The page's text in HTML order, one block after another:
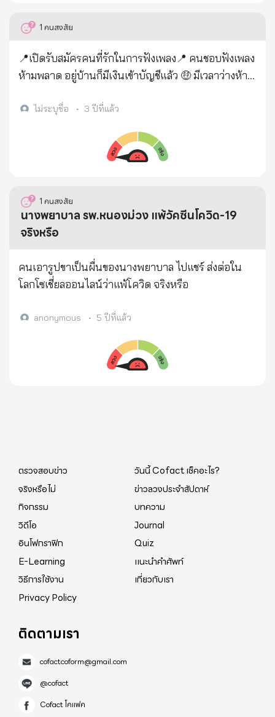
และภาพ : เฟซบุ๊ก กองปราบปราม (กฎหมายตำรวจและ
พนักงานสอบสวน by ภูมิรพี ผลาภูมิ)✅
เสียของเห็ด เราจะรู้กันแต่ประโยชน์ของเห็ด โดยเฉพาะ
สุขภาพ แต่เราไม่เคยรู้ที่มาที่ไป จากผลเสียที่ติดมากับ
เห็ดเลย จนมาวันนี้ ได้คุยกับคนขายเห็ดโดยเฉพาะเห็ด
คำ ถ้าผู้อ่านช่วยส่งต่อเอาบุญ จะเป็นประโยชน์อย่างมาก
จะกินเห็ดต่อไปหรือจะเลิกกินเห็ด จะได้ป้องกันตนเอง
จากโรคร้ายที่จะตามมาจากรูปแบบที่เราคาดไม่ถึง จาก
คุณมนัสมีอาชีพขายเห็ด ขายส่งต่อกับพ่อค้าแม่ค้าต่าง ๆ
ทั่วประเทศ ทำมาจนเข้าปีที่ 20 สิ่งหนึ่งที่รู้ในใจคือ จะไม่
ให้ลูกและครอบครัวตัวเองกินเห็ดที่ขายเลย จนกระทั่งผล
โรคประจำตัว เป็นมาแบบนี้มาเป็นเดือน ๆ จนไปให้หมอ
ตรวจร่างกาย หมอบอกว่ามีเชื้อมะเร็งในกระแสเลือด แต่
ระยะที่ 1 หรือที่ 2 คงไม่พบ นี่อาจจะเป็นระยะ 3 หรือ 4
มาด้วยใจหดหู่หมดกำลังใจ แต่มีลูกที่น่ารักถึง 7 คน มี
ว่า การปลูกเห็ดนางฟ้าหรือเห็ดเข็ม จะต้องใช้ยาฆ่า
หนอนหรือยาฆ่าแมลง และต้องใช้เป็นจำนวนมากทุกร
อบ ที่ต้องการผลผลิตที่มากและดี ต้องไม่ให้มีหนอนและ
แมลง แล้วคุณมนัสไม้รู้หรือถึงได้เอามาขาย คุณมนัส
ตอบรู้ครับ เลยไม่ให้คนในครอบครัวกินเลย รวมทั้งเพื่อน
พ้องที่ตัวเองรักก็ไม่แนะนำให้กิน เพื่อนบางคนถามผมว่า
ทำไมไม่เอาเห็ดมาฝากบ้าง ทั้งที่มีอาชีพขายส่งเห็ด ในใจ
ไปฝากใครเลย จนมาวันนี้เหมือนกับว่า สิ่งที่เจอจะเป็น
ที่ไม่ได้กินเห็ดนางฟ้า ครอบครัวก็ไม่เคยกินเห็ดนางฟ้า
หรือเห็ดเลย แต่ส่งขายให้คนกินทั้งประเทศ เวรกรรมจะ
มนัสเล่าต่อว่า ก่อนที่จะเป็นแบบนี้ เขาได้เห็นเจ้าของโรง
เพาะเห็ด ที่ส่งเห็ดมาให้เป็นประจำ เป็นมะแร็งเต้านม
1 คนสงสัย
📍เปิดรับสมัครคนที่รักในการฟังเพลง📍 คนชอบฟังเพลง
ห้ามพลาด อยู่บ้านก็มีเงินเข้าบัญชีแล้ว 🤑 มีเวลาว่างห้าม
ขอคนพร้อมเริ่มงานได้เลย 🍬 นักเรียน นักศึกษา ว่าง
📌สนใจแอด LINE : @734ppovc นะคะ
ไม่ระบุชื่อ • 3 ปีที่แล้ว
1 คนสงสัย
นางพยาบาล รพ.หนองม่วง แพ้วัคซีนโควิด-19
จริงหรือ
คนเอารูปขาเป็นผื่นของนางพยาบาล ไปแชร์ ส่งต่อใน
โลกโซเชี่ยลออนไลน์ว่าแพ้โควิด จริงหรือ
anonymous • 5 ปีที่แล้ว
ตรวจสอบข่าว
วันนี้ Cofact เช็คอะไร?
จริงหรือไม่
ข่าวลวงประจำสัปดาห์
กิจกรรม
บทความ
วิดีโอ
Journal
อินโฟกราฟิก
Quiz
E-Learning
แนะนำคำศัพท์
วิธีการใช้งาน
เกี่ยวกับเรา
Privacy Policy
ติดตามเรา
cofactcoform@gmail.com
@cofact
Cofact โคแฟค